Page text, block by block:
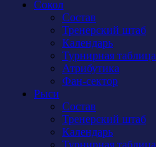
Сокол
Состав
Тренерский штаб
Календарь
Турнирная таблица
Атрибутика
Фан-сектор
Рыси
Состав
Тренерский штаб
Календарь
Турнирная таблица